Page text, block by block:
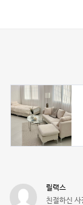
릴랙스
친절하신